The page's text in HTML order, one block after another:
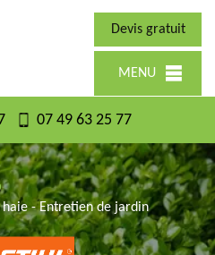
Devis gratuit
MENU
07 49 63 25 77
- Entretien de jardin